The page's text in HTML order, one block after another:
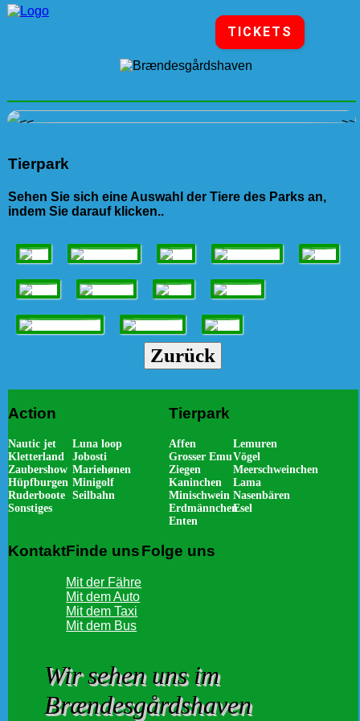
TICKETS
<< >>
Tierpark
Sehen Sie sich eine Auswahl der Tiere des Parks an,
indem Sie darauf klicken..
ESEL ERDMÄNNCHEN
AFFEN
GROSSER
EMU
VÖGEL
ZIEGEN
KANINCHENLAMA
LEMUREN
MEERSCHWEINCHENNASENBÄRENENTEN
Action
Nautic jet
Luna loop
Kletterland
Jobosti
Zaubershow Mariehønen
Hüpfburgen Minigolf
Ruderboote
Seilbahn
Sonstiges
Tierpark
Affen
Lemuren
Grosser EmuVögel
Ziegen
Meerschweinchen
Kaninchen
Lama
Minischwein Nasenbären
ErdmännchenEsel
Enten
KontaktFinde uns
Mit der Fähre
Mit dem Auto
Mit dem Taxi
Mit dem Bus
Folge uns
Wir sehen uns im
Brændesgårdshaven